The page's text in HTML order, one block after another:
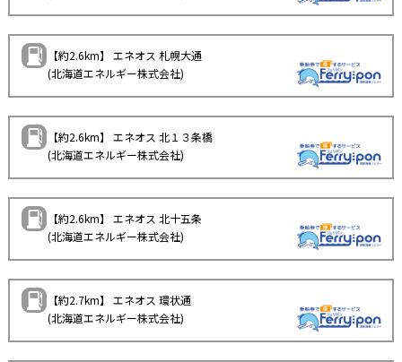
【約2.6km】 エネオス 札幌大通
(北海道エネルギー株式会社)
【約2.6km】 エネオス 北１３条橋
(北海道エネルギー株式会社)
【約2.6km】 エネオス 北十五条
(北海道エネルギー株式会社)
【約2.7km】 エネオス 環状通
(北海道エネルギー株式会社)